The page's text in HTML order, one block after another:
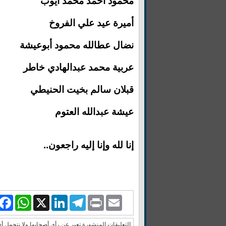
أميرة عيد علي الفروخ
نضال عطالله محمود أبوعيشة
عربية محمد عبدالهادي خاطر
قبلان سالم بخيت الحنيطي
عيشة عبدالله العتوم
إنا لله وإنا إليه راجعون..
X
LinkedInTelegram PrintEmail
التعليقات المنشورة تعبر عن رأي أصحابها ولا